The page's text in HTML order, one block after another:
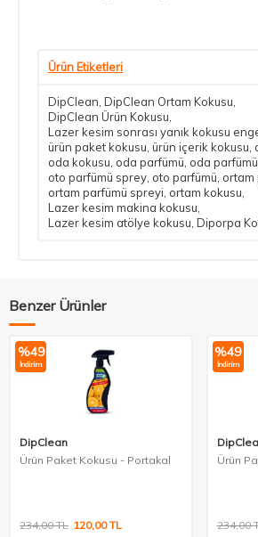
Ürün Etiketleri
DipClean DipClean Ortam Kokusu
DipClean Ürün Kokusu
Lazer kesim sonrası yanık kokusu
ürün paket kokusu ürün içerik kokusu
oda kokusu oda parfümü oda
oto parfümü sprey oto parfümü ortam
ortam parfümü spreyi ortam kokusu
Lazer kesim makina kokusu
Lazer kesim atölye kokusu Diporpa
Benzer Ürünler
%49
İndirim
DipClean
Ürün Paket Kokusu - Portakal
234,00TL 120,00TL
%49
İndirim
Ürün
234,00